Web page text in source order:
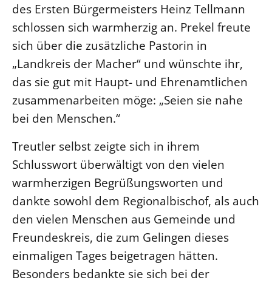
des Ersten Bürgermeisters Heinz Tellmann
schlossen sich warmherzig an. Prekel freute
sich über die zusätzliche Pastorin in
„Landkreis der Macher“ und wünschte ihr,
das sie gut mit Haupt- und Ehrenamtlichen
zusammenarbeiten möge: „Seien sie nahe
bei den Menschen.“
Treutler selbst zeigte sich in ihrem
Schlusswort überwältigt von den vielen
warmherzigen Begrüßungsworten und
dankte sowohl dem Regionalbischof, als auch
den vielen Menschen aus Gemeinde und
Freundeskreis, die zum Gelingen dieses
einmaligen Tages beigetragen hätten.
Besonders bedankte sie sich bei der